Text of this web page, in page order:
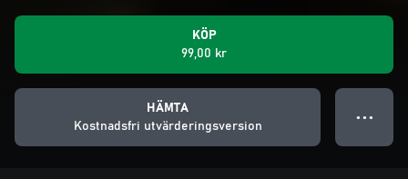
KÖP
99,00 kr
HÄMTA
Kostnadsfri utvärderingsversion
● ● ●